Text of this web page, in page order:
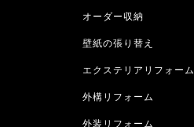
オーダー収納
壁紙の張り替え
エクステリアリフォーム
外構リフォーム
外装リフォーム